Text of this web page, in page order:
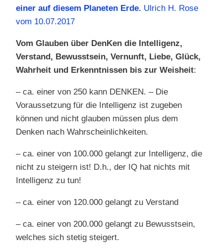
einer auf diesem Planeten Erde. Ulrich H. Rose
vom 10.07.2017
Vom Glauben über DenKen die Intelligenz,
Verstand, Bewusstsein, Vernunft, Liebe, Glück,
Wahrheit und Erkenntnissen bis zur Weisheit:
– ca. einer von 250 kann DENKEN. – Die
Voraussetzung für die Intelligenz ist zugeben
können und nicht glauben müssen plus dem
Denken nach Wahrscheinlichkeiten.
– ca. einer von 100.000 gelangt zur Intelligenz, die
nicht zu steigern ist! D.h., der IQ hat nichts mit
Intelligenz zu tun!
– ca. einer von 120.000 gelangt zu Verstand
– ca. einer von 200.000 gelangt zu Bewusstsein,
welches sich stetig steigert.